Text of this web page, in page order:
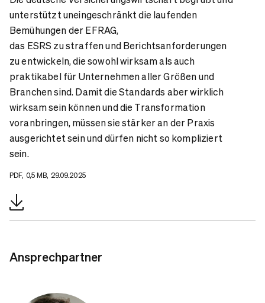
unterstützt uneingeschränkt die laufenden
Bemühungen der EFRAG,
das ESRS zu straffen und Berichtsanforderungen
zu entwickeln, die sowohl wirksam als auch
praktikabel für Unternehmen aller Größen und
Branchen sind. Damit die Standards aber wirklich
wirksam sein können und die Transformation
voranbringen, müssen sie stärker an der Praxis
ausgerichtet sein und dürfen nicht so kompliziert
sein.
PDF, 0,5 MB, 29.09.2025
Ansprechpartner